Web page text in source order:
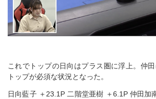
これでトップの日向はプラス圏に浮上。仲
トップが必須な状況となった。
日向藍子 ＋23.1P 二階堂亜樹 ＋6.1P 仲田